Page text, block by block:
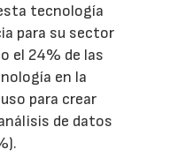
tecnología
para su sector
el 24% de las
en la
para crear
de datos